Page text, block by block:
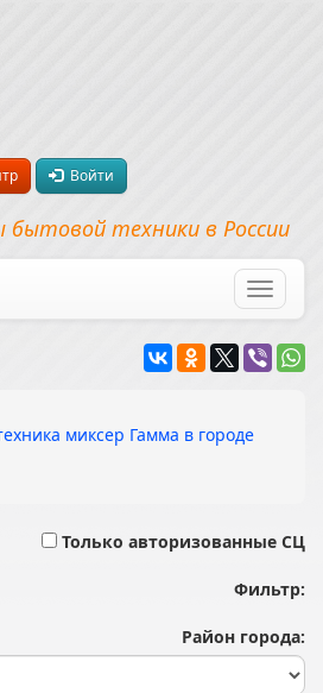
Войти
техники в России
миксер Гамма в городе
Только авторизованные СЦ
Фильтр:
Район города: